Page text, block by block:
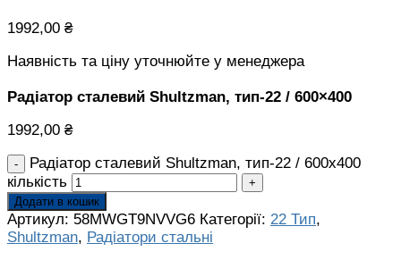
1992,00 ₴
Наявність та ціну уточнюйте у менеджера
Радіатор сталевий Shultzman, тип-22 / 600×400
1992,00 ₴
Радіатор сталевий Shultzman, тип-22 / 600x400
кількість
Додати в кошик
Артикул: 58MWGT9NVVG6 Категорії: 22 Тип,
Shultzman, Радіатори стальні